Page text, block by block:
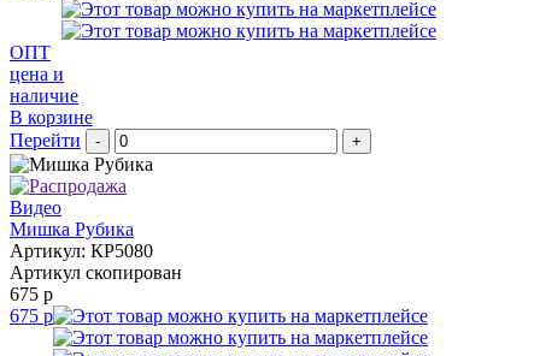
ОПТ
цена и
наличие
В корзине
Перейти
- +
Видео
Мишка Рубика
Артикул: КР5080
Артикул скопирован
675 р
675 р